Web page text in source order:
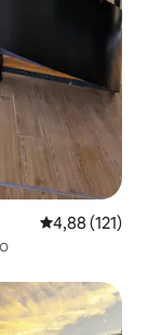
4,88 de uma
4,88 (121)